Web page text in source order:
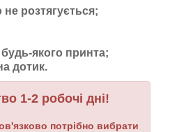
не розтягується;
якого принта;
дотик.
1-2 робочі дні!
потрібно вибрати